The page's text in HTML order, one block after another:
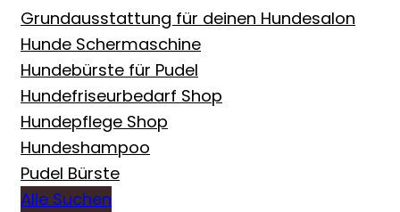
Grundausstattung für deinen Hundesalon
Hunde Schermaschine
Hundebürste für Pudel
Hundefriseurbedarf Shop
Hundepflege Shop
Hundeshampoo
Pudel Bürste
Alle Suchen